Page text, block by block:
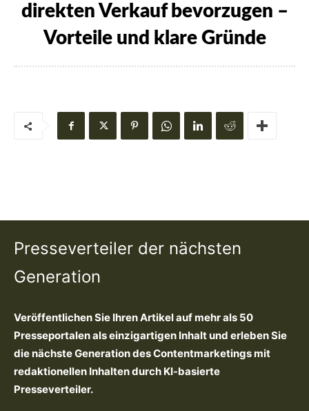
direkten Verkauf bevorzugen –
Vorteile und klare Gründe
Presseverteiler der nächsten
Generation
Veröffentlichen Sie Ihren Artikel auf mehr als 50
Presseportalen als einzigartigen Inhalt und erleben Sie
die nächste Generation des Contentmarketings mit
redaktionellen Inhalten durch KI-basierte
Presseverteiler.